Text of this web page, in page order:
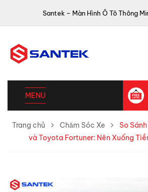
Santek – Màn Hình Ô Tô Thông
MENU
Trang chủ Chăm Sóc Xe
So
và Toyota Fortuner: Nên Xuống